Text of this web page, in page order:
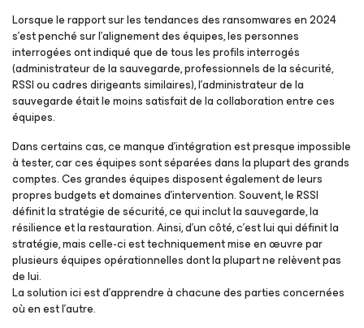
Lorsque le rapport sur les tendances des ransomwares en 2024
s’est penché sur l’alignement des équipes, les personnes
interrogées ont indiqué que de tous les profils interrogés
(administrateur de la sauvegarde, professionnels de la sécurité,
RSSI ou cadres dirigeants similaires), l’administrateur de la
sauvegarde était le moins satisfait de la collaboration entre ces
équipes.
Dans certains cas, ce manque d’intégration est presque impossible
à tester, car ces équipes sont séparées dans la plupart des grands
comptes. Ces grandes équipes disposent également de leurs
propres budgets et domaines d’intervention. Souvent, le RSSI
définit la stratégie de sécurité, ce qui inclut la sauvegarde, la
résilience et la restauration. Ainsi, d’un côté, c’est lui qui définit la
stratégie, mais celle-ci est techniquement mise en œuvre par
plusieurs équipes opérationnelles dont la plupart ne relèvent pas
de lui.
La solution ici est d’apprendre à chacune des parties concernées
où en est l’autre.